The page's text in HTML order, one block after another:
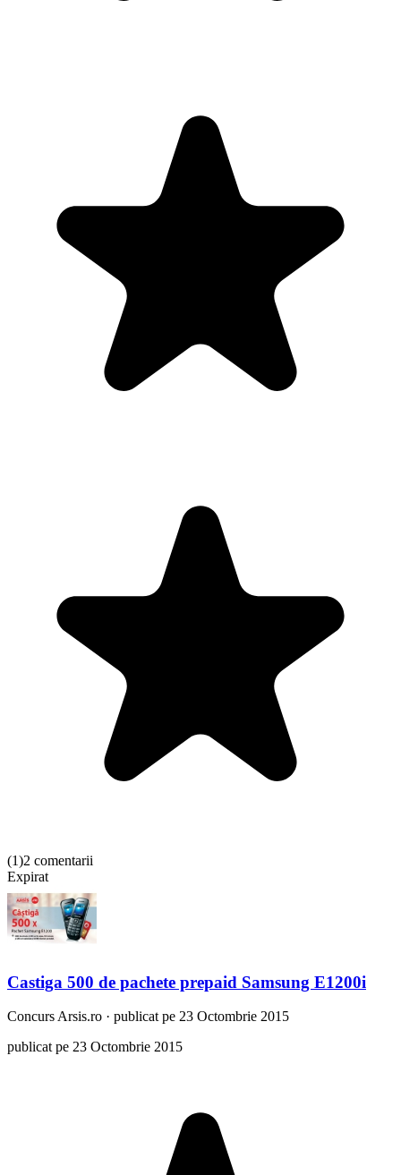
(1)2 comentarii
Expirat
Castiga 500 de pachete prepaid Samsung E1200i
ConcursArsis.ro · publicat pe 23 Octombrie 2015
publicat pe 23 Octombrie 2015